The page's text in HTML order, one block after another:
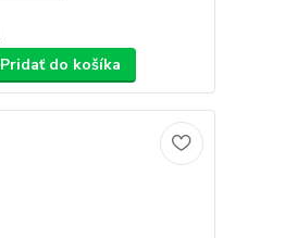
Pridať do košíka